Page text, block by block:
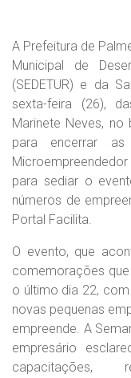
A Prefeitura de
Municipal de
(SEDETUR) e da
sexta-feira (26),
Marinete Neves, no
para encerrar
para sediar o
números de
Portal Facilita.
O evento, que
comemorações
o último dia 22,
novas pequenas
empreende. A
empresário
capacitações,